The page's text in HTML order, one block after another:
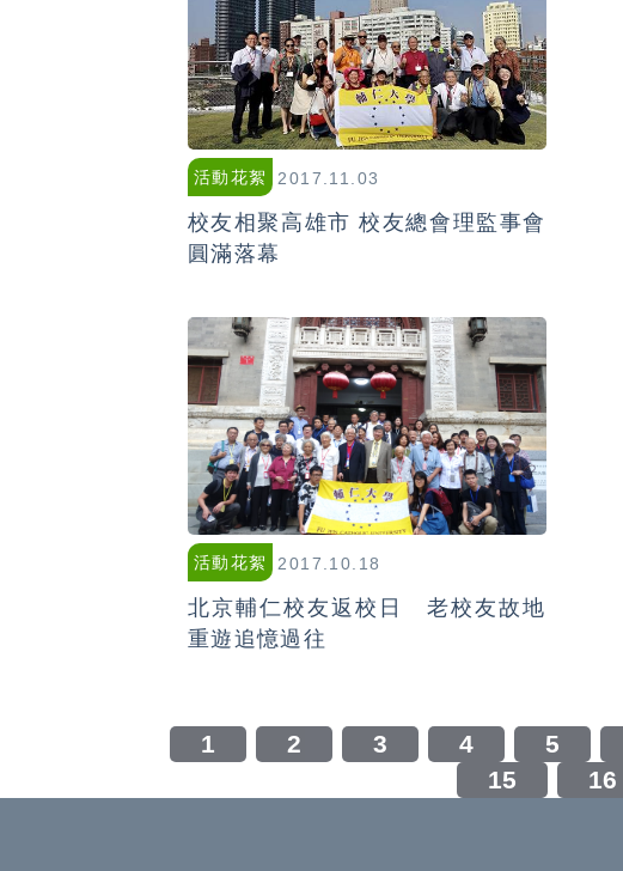
活動花絮 2017.11.03
校友相聚高雄市 校友總會理監事會
圓滿落幕
活動花絮 2017.10.18
北京輔仁校友返校日 老校友故地
重遊追憶過往
1 2 3 4 5
15
16